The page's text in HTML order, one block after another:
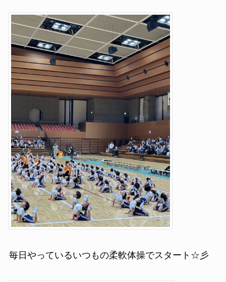
毎日やっているいつもの柔軟体操でスタート☆彡